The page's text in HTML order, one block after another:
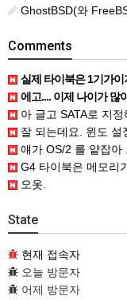
GhostBSD(와
Comments
실제 타이북은 1기가이지만 UTM 설정에선
에고.... 이제 나이가 많아서,,, 이런
아 글고 SATA로 지정해도 됩니다.
잘 되는데요. 윈도 설정 문제
얘가 OS/2 를 얕잡아
G4 타이북은 메모리
오옷.
State
현재 접속자
오늘 방문자
어제 방문자